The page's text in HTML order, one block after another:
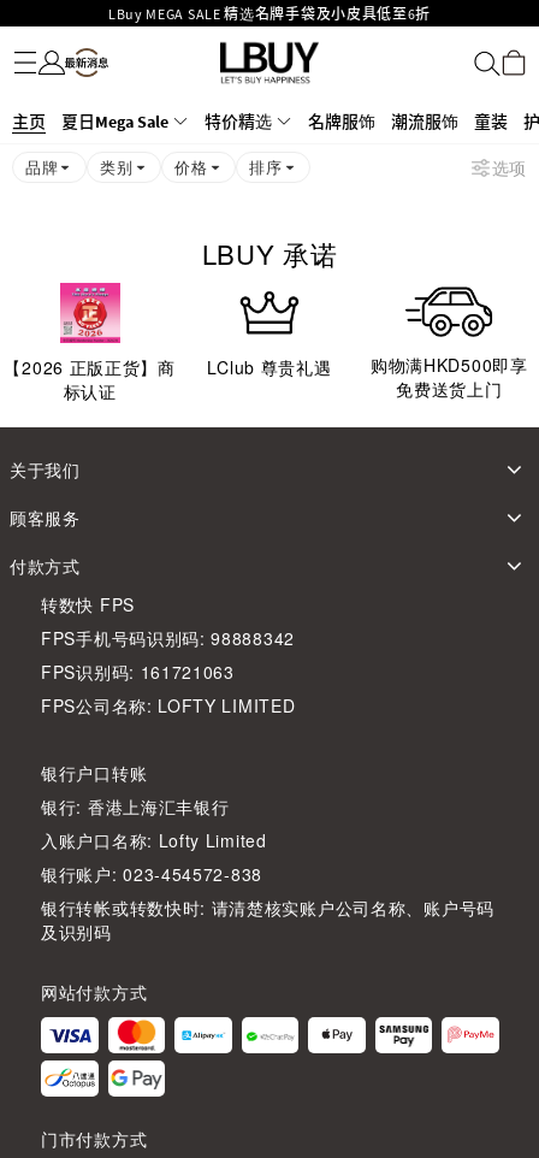
LBuy MEGA SALE 精选名牌手袋及小皮具低至6折
Goyard Hobo / Hobo Mini人气限量特别版限时原价低至75折!
LBuy呈献 - Hermès 及 Chanel 手袋及首饰低至6折，立即入手!
426号铺！
MOKO 1楼175号铺旗舰店特设名牌Hermès、CHANEL及LV专区！
购物满HKD500即享免运费！
名牌服饰
潮流服饰
童装
护肤美妆
香水香薰
个人护理
母婴护理
游戏及精品玩具
文仪用品
家居生活
电子产品
美食
医药保健
运动与户外用品
主页 夏日Mega Sale 特价精选 名牌服饰 潮流服饰 童装
品牌 类别 价格 排序 选项
LBUY 承诺
【2026 正版正货】商
标认证
LClub 尊贵礼遇
购物满HKD500即享
免费送货上门
关于我们
顾客服务
付款方式
转数快 FPS
FPS手机号码识别码: 98888342
FPS识别码: 161721063
FPS公司名称: LOFTY LIMITED
银行户口转账
银行: 香港上海汇丰银行
入账户口名称: Lofty Limited
银行账户: 023-454572-838
银行转帐或转数快时: 请清楚核实账户公司名称、账户号码
及识别码
网站付款方式
门市付款方式